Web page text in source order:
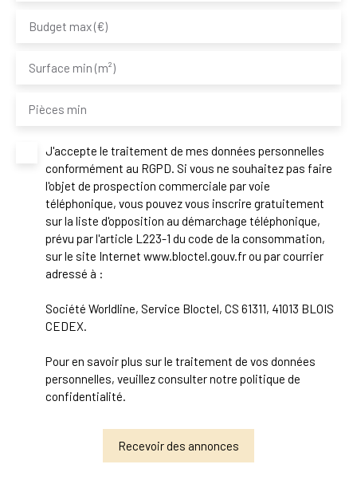
Budget max (€)
Surface min (m²)
Pièces min
J'accepte le traitement de mes données personnelles
conformément au RGPD. Si vous ne souhaitez pas faire
l'objet de prospection commerciale par voie
téléphonique, vous pouvez vous inscrire gratuitement
sur la liste d'opposition au démarchage téléphonique,
prévu par l'article L223-1 du code de la consommation,
sur le site Internet www.bloctel.gouv.fr ou par courrier
adressé à :
Société Worldline, Service Bloctel, CS 61311, 41013 BLOIS
CEDEX.
Pour en savoir plus sur le traitement de vos données
personnelles, veuillez consulter notre politique de
confidentialité.
Recevoir des annonces